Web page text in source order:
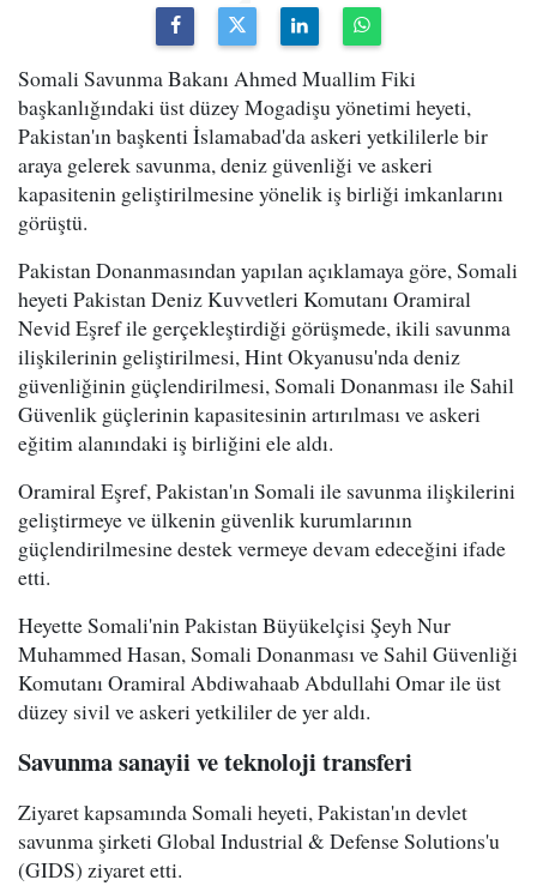
Somali Savunma Bakanı Ahmed Muallim Fiki
başkanlığındaki üst düzey Mogadişu yönetimi heyeti,
Pakistan'ın başkenti İslamabad'da askeri yetkililerle bir
araya gelerek savunma, deniz güvenliği ve askeri
kapasitenin geliştirilmesine yönelik iş birliği imkanlarını
görüştü.
Pakistan Donanmasından yapılan açıklamaya göre, Somali
heyeti Pakistan Deniz Kuvvetleri Komutanı Oramiral
Nevid Eşref ile gerçekleştirdiği görüşmede, ikili savunma
ilişkilerinin geliştirilmesi, Hint Okyanusu'nda deniz
güvenliğinin güçlendirilmesi, Somali Donanması ile Sahil
Güvenlik güçlerinin kapasitesinin artırılması ve askeri
eğitim alanındaki iş birliğini ele aldı.
Oramiral Eşref, Pakistan'ın Somali ile savunma ilişkilerini
geliştirmeye ve ülkenin güvenlik kurumlarının
güçlendirilmesine destek vermeye devam edeceğini ifade
etti.
Heyette Somali'nin Pakistan Büyükelçisi Şeyh Nur
Muhammed Hasan, Somali Donanması ve Sahil Güvenliği
Komutanı Oramiral Abdiwahaab Abdullahi Omar ile üst
düzey sivil ve askeri yetkililer de yer aldı.
Savunma sanayii ve teknoloji transferi
Ziyaret kapsamında Somali heyeti, Pakistan'ın devlet
savunma şirketi Global Industrial & Defense Solutions'u
(GIDS) ziyaret etti.